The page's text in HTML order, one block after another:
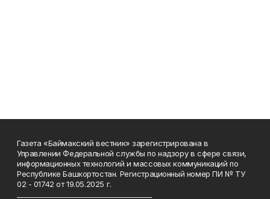
Газета «Баймакский вестник» зарегистрирована в
Управлении Федеральной службы по надзору в сфере связи,
информационных технологий и массовых коммуникаций по
Республике Башкортостан. Регистрационный номер ПИ № ТУ
02 - 01742 от 19.05.2025 г.